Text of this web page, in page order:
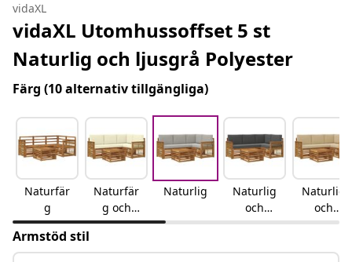
vidaXL
vidaXL Utomhussoffset 5 st
Naturlig och ljusgrå Polyester
Färg (10 alternativ tillgängliga)
Naturfär
g
Naturfär
g och
gräddvit
Naturlig
Naturlig
och
antracit
Naturlig
och
beige
Armstöd stil